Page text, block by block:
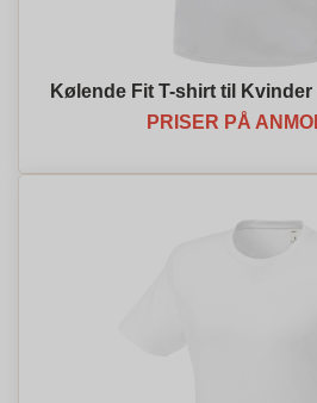
Kølende Fit T-shirt til Kvinder
PRISER PÅ